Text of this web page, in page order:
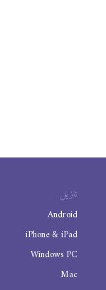
تنزيل
Android
iPhone & iPad
Windows PC
Mac